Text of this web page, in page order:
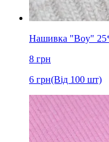
Нашивка "Boy"
8 грн
6 грн(Від 100 шт)